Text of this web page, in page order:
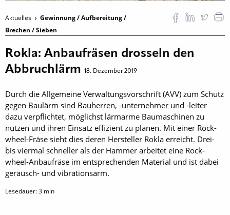
Aktuelles
Gewinnung / Aufbereitung /
Brechen / Sieben
Rokla: Anbaufräsen drosseln den
Abbruchlärm 18. Dezember 2019
Durch die Allgemeine Verwaltungsvorschrift (AVV) zum Schutz
gegen Baulärm sind Bauherren, -unternehmer und -leiter
dazu verpflichtet, möglichst lärmarme Baumaschinen zu
nutzen und ihren Einsatz effizient zu planen. Mit einer Rock­
wheel-Fräse sieht dies deren Hersteller Rokla erreicht. Drei-
bis viermal schneller als der Hammer arbeitet eine Rock­
wheel-Anbaufräse im entsprechenden Material und ist dabei
geräusch- und vibrationsarm.
Lesedauer:3 min